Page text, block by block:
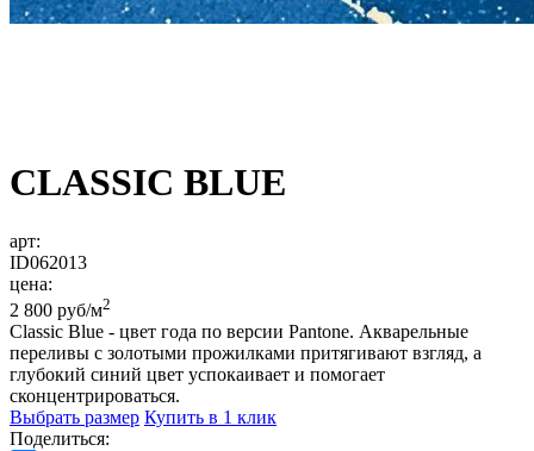
CLASSIC BLUE
арт:
ID062013
цена:
2 800 руб/м2
Classic Blue - цвет года по версии Pantone. Акварельные
переливы с золотыми прожилками притягивают взгляд, а
глубокий синий цвет успокаивает и помогает
сконцентрироваться.
Выбрать размер Купить в 1 клик
Поделиться: